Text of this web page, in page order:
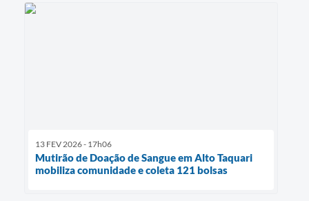
13 FEV 2026 - 17h06
Mutirão de Doação de Sangue em Alto Taquari
mobiliza comunidade e coleta 121 bolsas